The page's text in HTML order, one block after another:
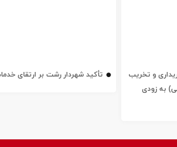
و تخریب
به زودی
تأکید شهردار رشت بر ارتقای